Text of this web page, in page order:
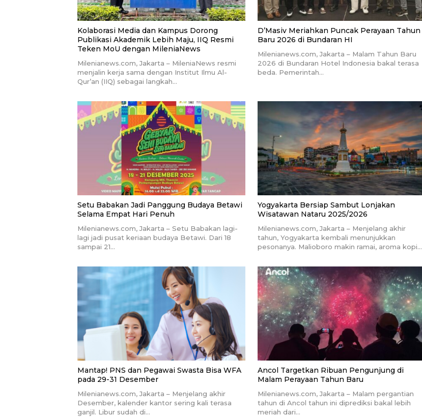
Kolaborasi Media dan Kampus Dorong
Publikasi Akademik Lebih Maju, IIQ Resmi
Teken MoU dengan MileniaNews
Milenianews.com, Jakarta – MileniaNews resmi
menjalin kerja sama dengan Institut Ilmu Al-
Qur’an (IIQ) sebagai langkah…
D’Masiv Meriahkan Puncak Perayaan Tahun
Baru 2026 di Bundaran HI
Milenianews.com, Jakarta – Malam Tahun Baru
2026 di Bundaran Hotel Indonesia bakal terasa
beda. Pemerintah…
Setu Babakan Jadi Panggung Budaya Betawi
Selama Empat Hari Penuh
Milenianews.com, Jakarta – Setu Babakan lagi-
lagi jadi pusat keriaan budaya Betawi. Dari 18
sampai 21…
Yogyakarta Bersiap Sambut Lonjakan
Wisatawan Nataru 2025/2026
Milenianews.com, Jakarta – Menjelang akhir
tahun, Yogyakarta kembali menunjukkan
pesonanya. Malioboro makin ramai, aroma kopi…
Mantap! PNS dan Pegawai Swasta Bisa WFA
pada 29-31 Desember
Milenianews.com, Jakarta – Menjelang akhir
Desember, kalender kantor sering kali terasa
ganjil. Libur sudah di…
Ancol Targetkan Ribuan Pengunjung di
Malam Perayaan Tahun Baru
Milenianews.com, Jakarta – Malam pergantian
tahun di Ancol tahun ini diprediksi bakal lebih
meriah dari…